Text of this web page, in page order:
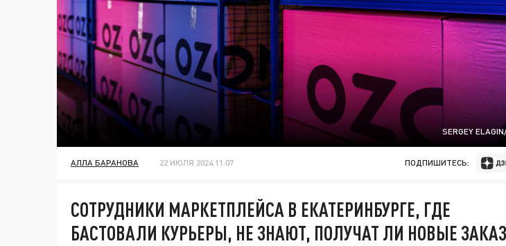
SERGEY
АЛЛА БАРАНОВА 22 ИЮЛЯ 2024 11:07 ПОДПИШИТЕСЬ:
СОТРУДНИКИ МАРКЕТПЛЕЙСА В ЕКАТЕРИНБУРГЕ, ГДЕ
БАСТОВАЛИ КУРЬЕРЫ, НЕ ЗНАЮТ, ПОЛУЧАТ ЛИ НОВЫЕ